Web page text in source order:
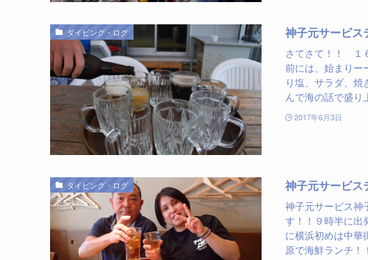
ダイビング・ログ 神子元サービス
さてさて！！ １
前には、始まりー
り塩、サラダ、
んで海の話で盛り
2017年6月3日
ダイビング・ログ 神子元サービス
神子元サービス
す！！９時半に出
に横浜初めは中華
原で海鮮ランチ！